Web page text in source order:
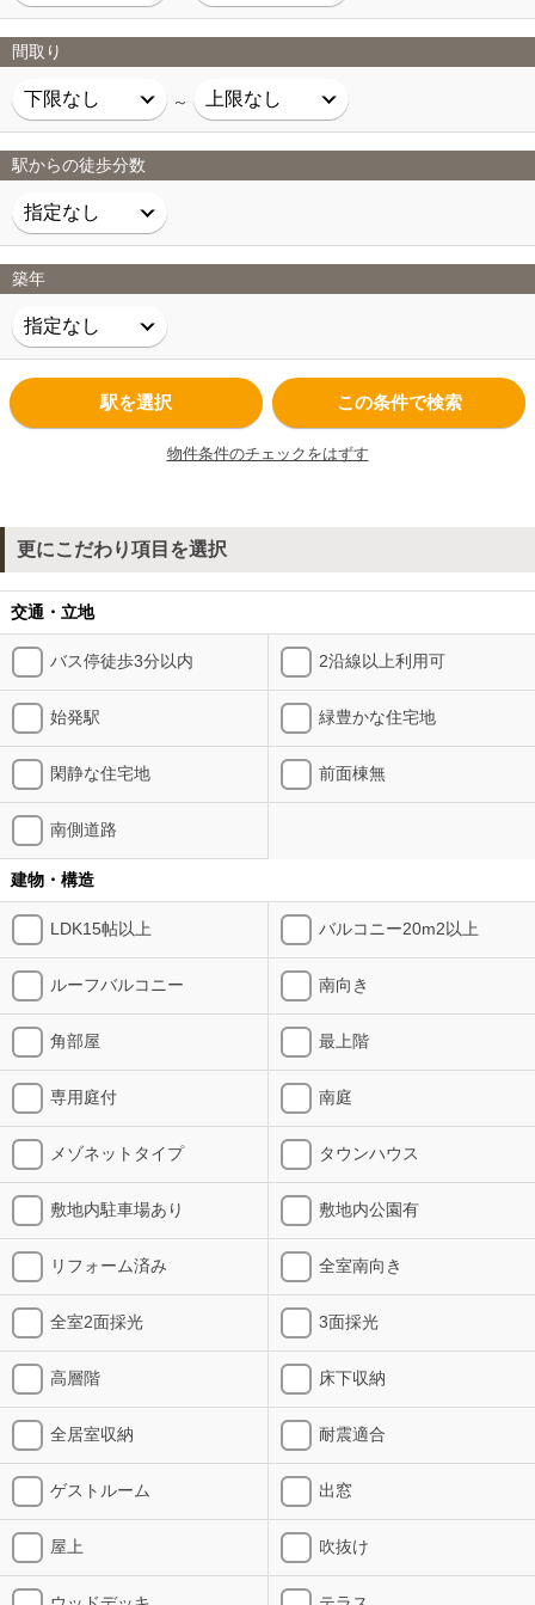
間取り
～
駅からの徒歩分数
築年
駅を選択 この条件で検索
物件条件のチェックをはずす
更にこだわり項目を選択
交通・立地
バス停徒歩3分以内 2沿線以上利用可
始発駅 緑豊かな住宅地
閑静な住宅地 前面棟無
南側道路
建物・構造
LDK15帖以上 バルコニー20m2以上
ルーフバルコニー 南向き
角部屋 最上階
専用庭付 南庭
メゾネットタイプ タウンハウス
敷地内駐車場あり 敷地内公園有
リフォーム済み 全室南向き
全室2面採光 3面採光
高層階 床下収納
全居室収納 耐震適合
ゲストルーム 出窓
屋上 吹抜け